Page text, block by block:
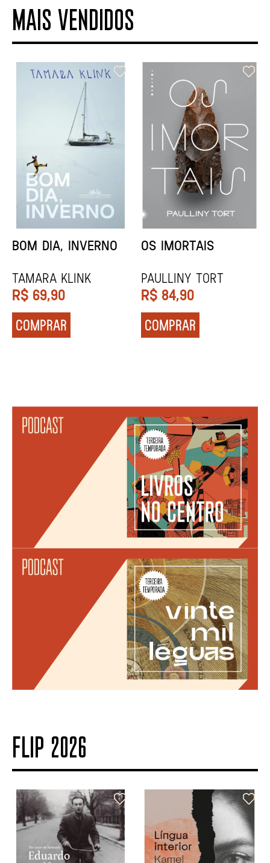
MAIS VENDIDOS
ORIXÁS
REGINALDO PRANDI
R$ 79,90
COMPRAR
ORAÇÃO PARA
Socorro Acioli
R$ 74,90
COMPRAR
FLIP 2026